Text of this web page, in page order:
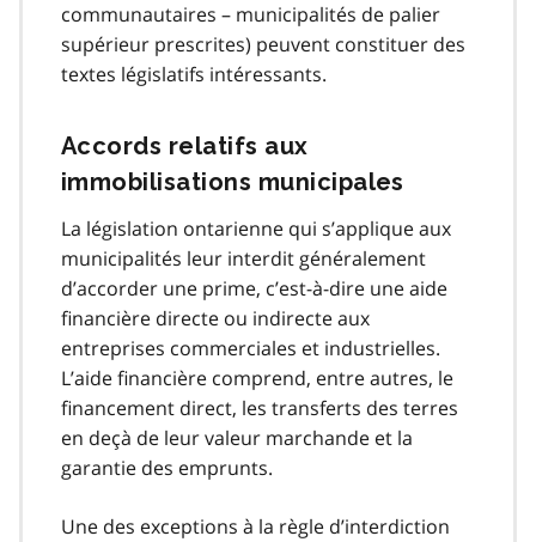
communautaires – municipalités de palier
supérieur prescrites) peuvent constituer des
textes législatifs intéressants.
Accords relatifs aux
immobilisations municipales
La législation ontarienne qui s’applique aux
municipalités leur interdit généralement
d’accorder une prime, c’est-à-dire une aide
financière directe ou indirecte aux
entreprises commerciales et industrielles.
L’aide financière comprend, entre autres, le
financement direct, les transferts des terres
en deçà de leur valeur marchande et la
garantie des emprunts.
Une des exceptions à la règle d’interdiction